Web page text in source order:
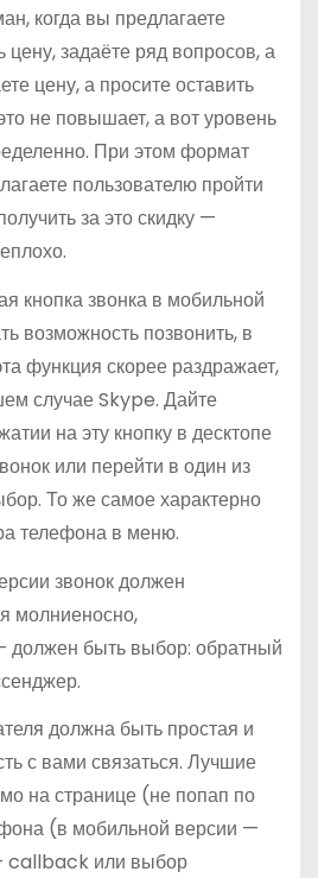
когда вы предлагаете
цену, задаёте ряд вопросов, а
цену, а просите оставить
не повышает, а вот уровень
При этом формат
пользователю пройти
за это скидку —
кнопка звонка в мобильной
возможность позвонить, в
функция скорее раздражает,
случае Skype. Дайте
на эту кнопку в десктопе
или перейти в один из
То же самое характерно
телефона в меню.
звонок должен
молниеносно,
должен быть выбор: обратный
должна быть простая и
с вами связаться. Лучшие
на странице (не попап по
(в мобильной версии —
callback или выбор